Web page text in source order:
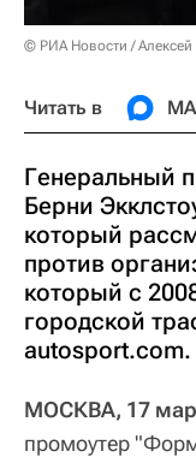
© РИА Новости / Алексей
Читать в
Генеральный
Берни
который
против
который с
городской
autosport.com.
МОСКВА, 17 мар
промоутер